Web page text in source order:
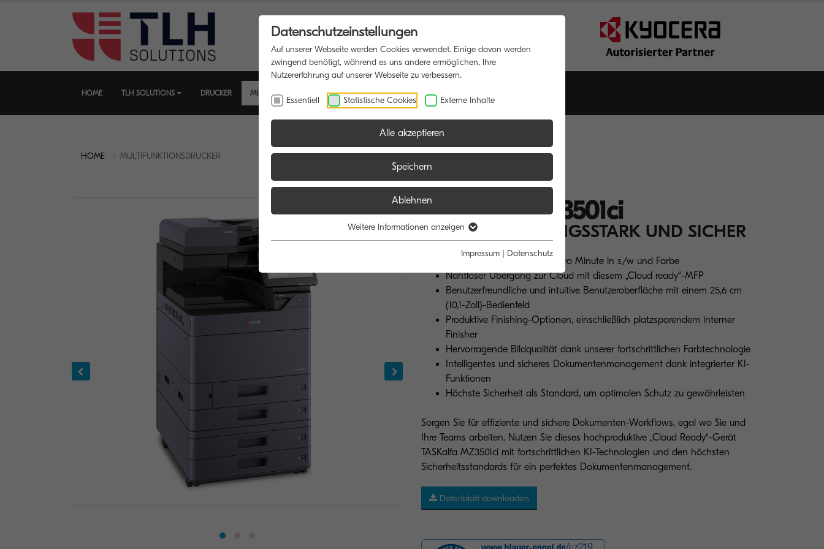
HOME TLH SOLUTIONS DRUCKER MULTIFUNKTIONSDRUCKER SOFTWARE BLOG
HOME MULTIFUNKTIONSDRUCKER
TASKalfa MZ3501ci
FLEXIBEL, LEISTUNGSSTARK UND SICHER
Bis zu 35/17 Seiten A4/A3 pro Minute in s/w und Farbe
Nahtloser Übergang zur Cloud mit diesem „Cloud ready“-MFP
Benutzerfreundliche und intuitive Benutzeroberfläche mit einem 25,6 cm
(10,1-Zoll)-Bedienfeld
Produktive Finishing-Optionen, einschließlich platzsparendem interner
Finisher
Hervorragende Bildqualität dank unserer fortschrittlichen Farbtechnologie
Intelligentes und sicheres Dokumentenmanagement dank integrierter KI-
Funktionen
Höchste Sicherheit als Standard, um optimalen Schutz zu gewährleisten
Sorgen Sie für effiziente und sichere Dokumenten-Workflows, egal wo Sie und
Ihre Teams arbeiten. Nutzen Sie dieses hochproduktive „Cloud Ready“-Gerät
TASKalfa MZ3501ci mit fortschrittlichen KI-Technologien und den höchsten
Sicherheitsstandards für ein perfektes Dokumentenmanagement.
Datenblatt downloaden
Datenschutzeinstellungen
Auf unserer Webseite werden Cookies verwendet. Einige davon werden
zwingend benötigt, während es uns andere ermöglichen, Ihre
Nutzererfahrung auf unserer Webseite zu verbessern.
Essentiell Statistische Cookies Externe Inhalte
Alle akzeptieren
Speichern
Ablehnen
Weitere Informationen anzeigen
Impressum | Datenschutz